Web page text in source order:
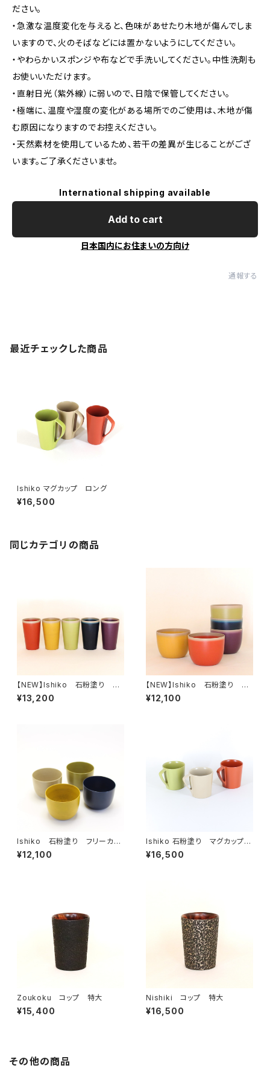
ださい。
・急激な温度変化を与えると、色味があせたり木地が傷んでしま
いますので、火のそばなどには置かないようにしてください。
・やわらかいスポンジや布などで手洗いしてください。中性洗剤も
お使いいただけます。
・直射日光（紫外線）に弱いので、日陰で保管してください。
・極端に、温度や湿度の変化がある場所でのご使用は、木地が傷
む原因になりますのでお控えください。
・天然素材を使用しているため、若干の差異が生じることがござ
います。ご了承くださいませ。
International shipping available
Add to cart
日本国内にお住まいの方向け
通報する
最近チェックした商品
Ishiko マグカップ ロング
¥16,500
同じカテゴリの商品
【NEW】Ishiko 石粉塗り コ
ップ
¥13,200
【NEW】Ishiko 石粉塗り フ
リーカップ
¥12,100
Ishiko 石粉塗り フリーカッ
プ ［単色］
¥12,100
Ishiko 石粉塗り マグカップ
小
¥16,500
Zoukoku コップ 特大
¥15,400
Nishiki コップ 特大
¥16,500
その他の商品